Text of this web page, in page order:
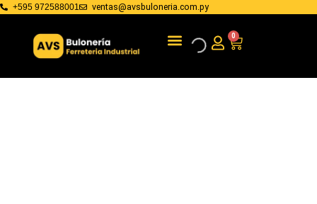
Ir
contenido
+595 972588001 ventas@avsbuloneria.com.py
Menu 0 Cart